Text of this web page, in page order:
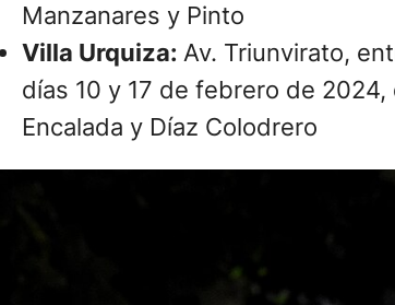
Manzanares y Pinto
Villa Urquiza: Av. Triunvirato,
días 10 y 17 de febrero de
Encalada y Díaz Colodrero